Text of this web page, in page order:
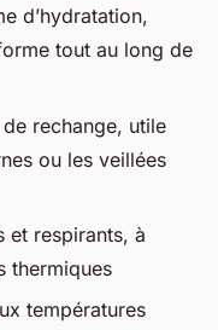
d’hydratation,
tout au long de
rechange, utile
ou les veillées
et respirants, à
thermiques
températures